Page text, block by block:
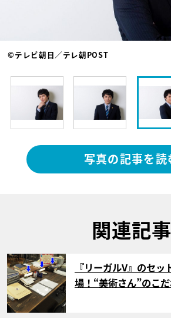
©テレビ朝日／テレ朝POST
写真の記事を読
関連記事
サムネイル
『リーガルV』のセッ
場！“美術さん”のこ